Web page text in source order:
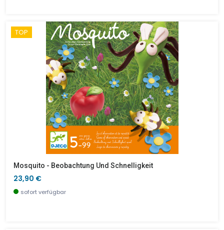
TOP
Mosquito - Beobachtung Und Schnelligkeit
23,90 €
sofort verfügbar